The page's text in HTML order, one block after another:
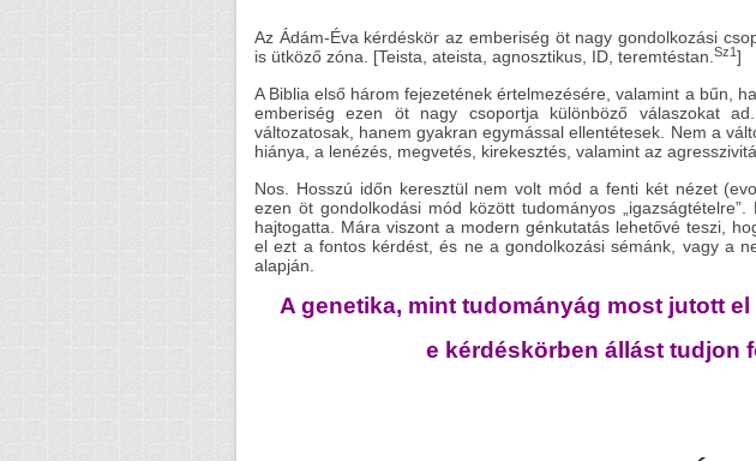
Az Ádám-Éva kérdéskör az emberiség öt nagy gondolkozási
is ütköző zóna. [Teista, ateista, agnosztikus, ID, teremtéstan. Sz1]
A Biblia első három fejezetének értelmezésére, valamint a bűn,
emberiség ezen öt nagy csoportja különböző válaszokat
változatosak, hanem gyakran egymással ellentétesek. Nem a
hiánya, a lenézés, megvetés, kirekesztés, valamint az
Nos. Hosszú időn keresztül nem volt mód a fenti két nézet
ezen öt gondolkodási mód között tudományos
hajtogatta. Mára viszont a modern génkutatás lehetővé teszi,
el ezt a fontos kérdést, és ne a gondolkozási sémánk, vagy a
alapján.
A genetika, mint tudományág most jutott
e kérdéskörben állást tudjon